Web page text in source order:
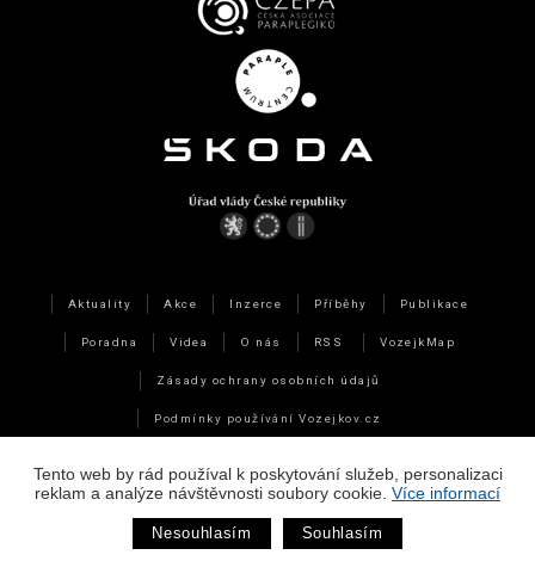
Tento web by rád používal k poskytování služeb, personalizaci
reklam a analýze návštěvnosti soubory cookie. Více informací
Nesouhlasím Souhlasím
Aktuality Akce Inzerce Příběhy Publikace
Poradna Videa O nás RSS VozejkMap
Zásady ochrany osobních údajů
Podmínky používání Vozejkov.cz
Webdesign&Webhosting&publikační systém Toolkit-
Studio